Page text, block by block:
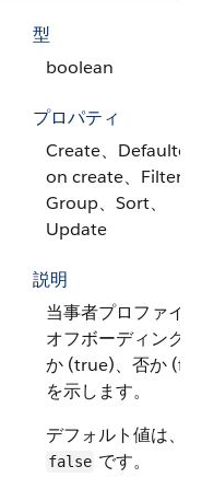
型
boolean
プロパティ
Create、Defaulted
on create、Filter、
Group、Sort、
Update
説明
当事者プロファイ
オフボーディング
か (true)、否か
を示します。
デフォルト値は、
false です。